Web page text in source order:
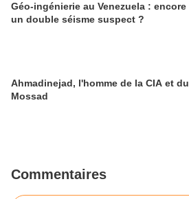
Géo-ingénierie au Venezuela : encore
un double séisme suspect ?
Ahmadinejad, l'homme de la CIA et du
Mossad
Commentaires